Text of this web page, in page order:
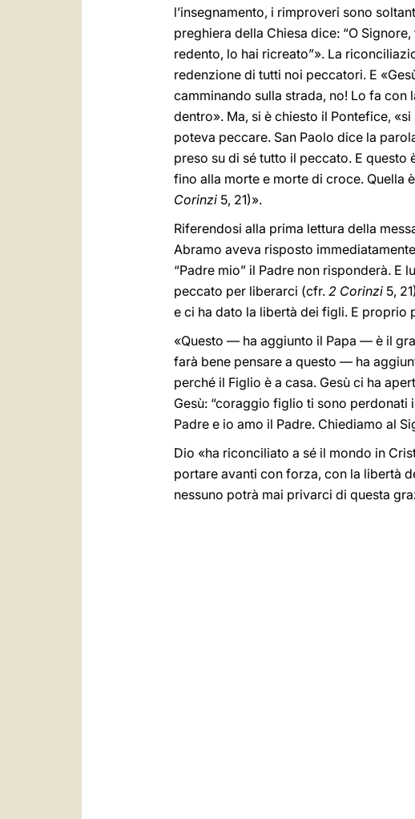
l’insegnamento, i rimproveri sono
preghiera della Chiesa dice: “O
redento, lo hai ricreato”». La
redenzione di tutti noi peccatori. E
camminando sulla strada, no! Lo fa con
dentro». Ma, si è chiesto il Pontefice,
poteva peccare. San Paolo dice la
preso su di sé tutto il peccato. E questo
fino alla morte e morte di croce. Quella
Corinzi 5, 21)».
Riferendosi alla prima lettura della
Abramo aveva risposto
“Padre mio” il Padre non risponderà. E
peccato per liberarci (cfr. 2 Corinzi 5,
e ci ha dato la libertà dei figli. E proprio
«Questo — ha aggiunto il Papa — è il
farà bene pensare a questo — ha
perché il Figlio è a casa. Gesù ci ha
Gesù: “coraggio figlio ti sono perdonati
Padre e io amo il Padre. Chiediamo al
Dio «ha riconciliato a sé il mondo in
portare avanti con forza, con la libertà
nessuno potrà mai privarci di questa